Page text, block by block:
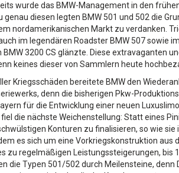
wurde das BMW-Management in den
diesen legten BMW 501 und 502 die
nordamerikanischen Markt zu verdanken.
im legendären Roadster BMW 507 sowie
3200 CS glänzte. Diese extravaganten
keines dieser von Sammlern heute
Kriegsschäden bereitete BMW den
denn die bisherigen Pkw-
für die Entwicklung einer neuen
die nächste Weichenstellung: Statt eines
Konturen zu finalisieren, so wie
es sich um eine Vorkriegskonstruktion aus
zu regelmäßigen Leistungssteigerungen,
die Typen 501/502 durch Meilensteine,